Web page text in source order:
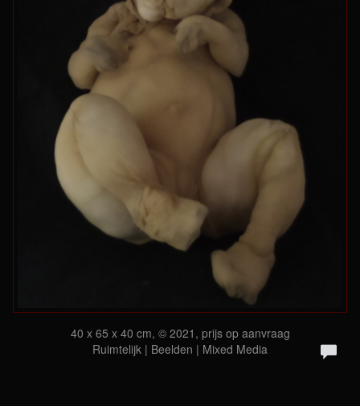
40 x 65 x 40 cm, © 2021, prijs op aanvraag
Ruimtelijk | Beelden | Mixed Media